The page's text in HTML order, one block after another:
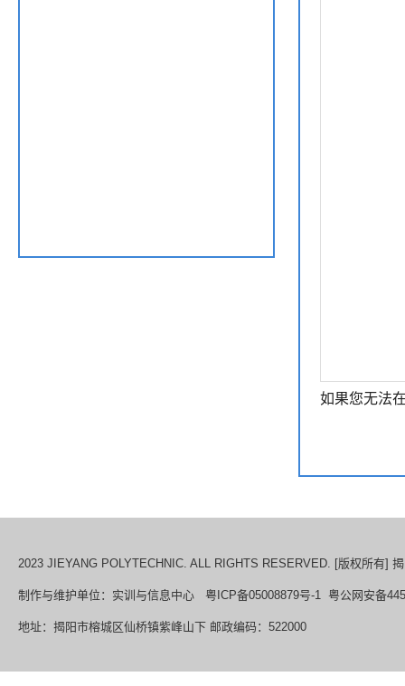
如果您无法
2023 JIEYANG POLYTECHNIC. ALL RIGHTS RESERVED. [版权所有]
制作与维护单位：实训与信息中心 粤ICP备05008879号-1 粤公网安备
地址：揭阳市榕城区仙桥镇紫峰山下 邮政编码：522000